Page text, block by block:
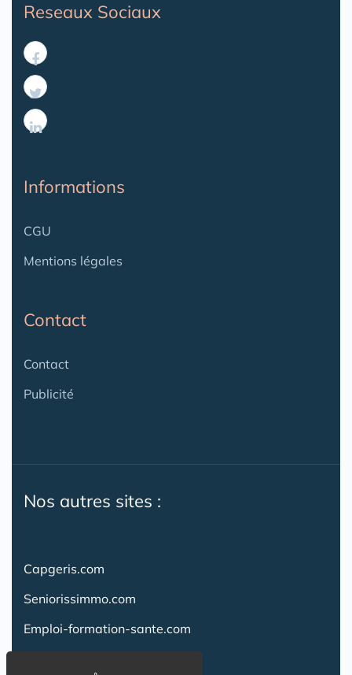
Reseaux Sociaux
Informations
CGU
Mentions légales
Contact
Contact
Publicité
Nos autres sites :
Capgeris.com
Seniorissimmo.com
Emploi-formation-sante.com